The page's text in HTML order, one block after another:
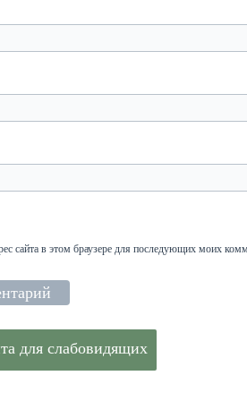
сайта в этом браузере для последующих моих
для слабовидящих